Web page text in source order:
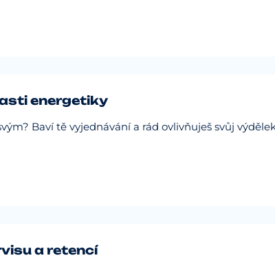
energetiky
Baví tě vyjednávání a rád ovlivňuješ svůj
a retencí